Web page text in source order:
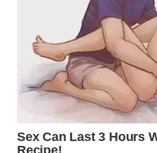
GORONTALO
WN
SULUT
WN
MALUKU